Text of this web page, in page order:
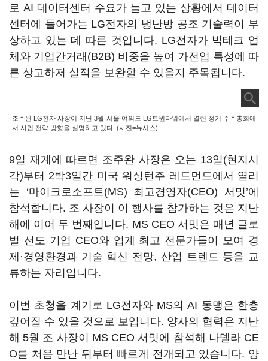
로 AI 데이터센터 수요가 늘고 있는 상황에서 데이터
센터에 들어가는 LG전자의 냉난방 공조 기술력이 부
상하고 있는 데 따른 것입니다. LG전자가 빅테크 업
체와 기업간거래(B2B) 비중을 높여 가전업 특성에 따
른 상고하저 실적을 보완할 수 있을지 주목됩니다.
조주완 LG전자 사장이 지난 3월 서울 여의도 LG트윈타워에서 열린 정기 주주총회에
서 사업 전략 방향을 설명하고 있다. (사진=뉴시스)
9일 재계에 따르면 조주완 사장은 오는 13일(현지시
각)부터 2박3일간 미국 워싱턴주 레드먼드에서 열리
는 ‘마이크로소프트(MS) 최고경영자(CEO) 서밋’에
참석합니다. 조 사장이 이 행사를 참가하는 것은 지난
해에 이어 두 번째입니다. MS CEO 서밋은 매년 글로
벌 선도 기업 CEO와 업계 최고 전문가들이 모여 경
제·경영환경과 기술 혁신 전망, 산업 트렌드 등을 교
류하는 자리입니다.
이번 초청을 계기로 LG전자와 MS의 AI 동맹은 한층
깊어질 수 있을 것으로 보입니다. 양사의 협력은 지난
해 5월 조 사장이 MS CEO 서밋에 참석해 나델라 CE
O를 처음 만난 뒤부터 빠르게 전개되고 있습니다. 양